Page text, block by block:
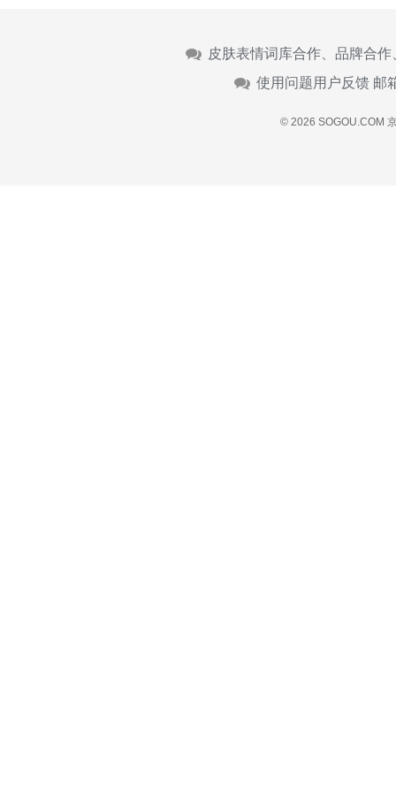
皮肤表情词库合作、品牌合
使用问题用户反馈 邮
© 2026 SOGOU.COM